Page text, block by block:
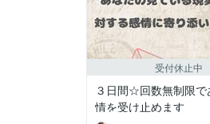
受付休止中
３日間☆回数無制限で
情を受け止めます